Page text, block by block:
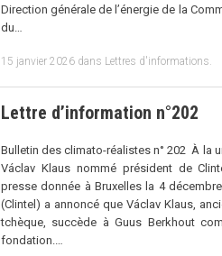
Direction générale de l’énergie de la
du…
15 janvier 2026 dans Lettres d'informations
Lettre d’information n°202
Bulletin des climato-réalistes n° 202 À la
Václav Klaus nommé président de
presse donnée à Bruxelles la 4
(Clintel) a annoncé que Václav Klaus,
tchèque, succède à Guus Berkhout
fondation.…